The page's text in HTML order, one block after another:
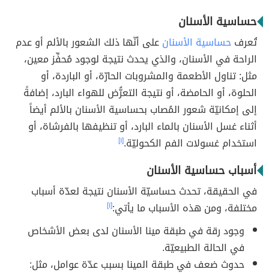
حساسية الأسنان
تُعرفحساسية الأسنانعلى أنّها ذلك الشعور بالألم أو عدم
الراحة في الأسنان، والذي يحدث نتيجة لوجود مُحفِّز معين،
مثل: تناول الأطعمة والمشروبات الحارّة، أو الباردة، أو
الحلوة، أو الحامضة، أو نتيجة التعرُّض للهواء البارد، إضافةً
إلى إمكانيّة شعور المُصاب بحساسية الأسنان بالألم أيضاً
أثناء غسل الأسنان بالماء البارد، أو تنظيفها بالفرشاة، أو
استخدام غسولات الفم الكحوليّة.[١]
أسباب حساسية الأسنان
في الحقيقة، تحدث حساسيّة الأسنان نتيجة لعدّة أسباب
مختلفة، ومن هذه الأسباب ما يأتي:[١]
وجود رقة في طبقة مينا الأسنان لدى بعض الأشخاص
في الحالة الطبيعيّة.
حدوث ضعف في طبقة المينا بسبب عدّة عوامل، مثل: